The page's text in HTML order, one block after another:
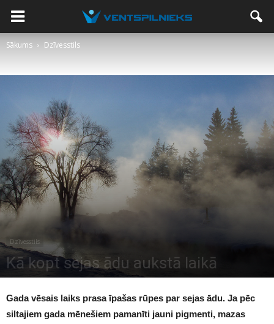
Sākums Dzīvesstils
Dzīvesstils
Kā kopt sejas ādu aukstā laikā
Gada vēsais laiks prasa īpašas rūpes par sejas ādu. Ja pēc
siltajiem gada mēnešiem pamanīti jauni pigmenti, mazas